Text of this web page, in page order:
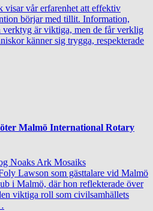
vår erfarenhet att effektiv
börjar med tillit. Information,
verktyg är viktiga, men de får verklig
känner sig trygga, respekterade
Malmö International Rotary
Noaks Ark Mosaiks
Lawson som gästtalare vid Malmö
i Malmö, där hon reflekterade över
viktiga roll som civilsamhällets